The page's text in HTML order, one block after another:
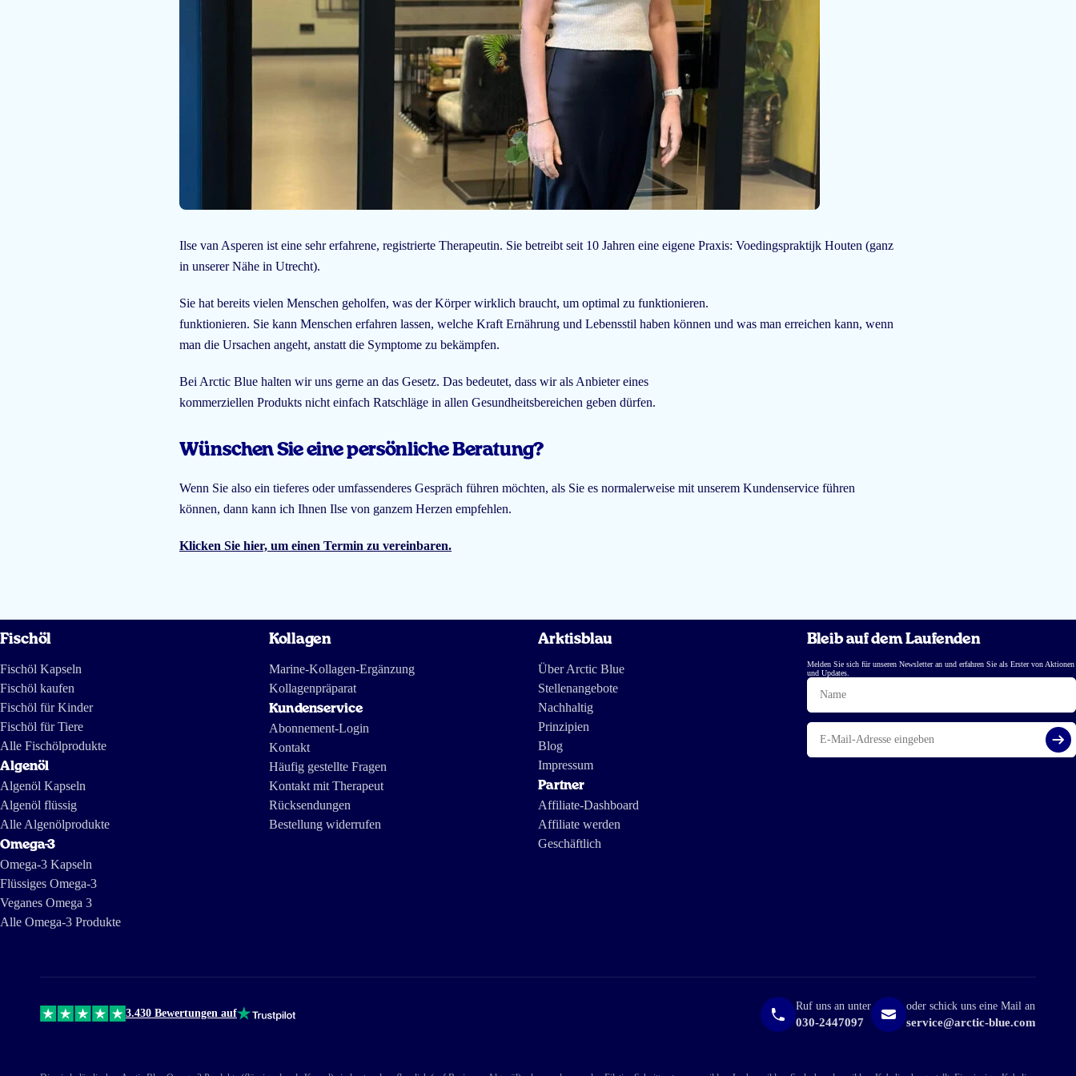
Ilse van Asperen ist eine sehr erfahrene, registrierte Therapeutin. Sie betreibt seit 10 Jahren eine eigene Praxis: Voedingspraktijk Houten (ganz
in unserer Nähe in Utrecht).
Sie hat bereits vielen Menschen geholfen, was der Körper wirklich braucht, um optimal zu funktionieren.
funktionieren. Sie kann Menschen erfahren lassen, welche Kraft Ernährung und Lebensstil haben können und was man erreichen kann, wenn
man die Ursachen angeht, anstatt die Symptome zu bekämpfen.
Bei Arctic Blue halten wir uns gerne an das Gesetz. Das bedeutet, dass wir als Anbieter eines
kommerziellen Produkts nicht einfach Ratschläge in allen Gesundheitsbereichen geben dürfen.
Wünschen Sie eine persönliche Beratung?
Wenn Sie also ein tieferes oder umfassenderes Gespräch führen möchten, als Sie es normalerweise mit unserem Kundenservice führen
können, dann kann ich Ihnen Ilse von ganzem Herzen empfehlen.
Klicken Sie hier, um einen Termin zu vereinbaren.
Fischöl
Fischöl Kapseln
Fischöl kaufen
Fischöl für Kinder
Fischöl für Tiere
Alle Fischölprodukte
Algenöl
Algenöl Kapseln
Algenöl flüssig
Alle Algenölprodukte
Omega-3
Omega-3 Kapseln
Flüssiges Omega-3
Veganes Omega 3
Alle Omega-3 Produkte
Kollagen
Marine-Kollagen-Ergänzung
Kollagenpräparat
Kundenservice
Abonnement-Login
Kontakt
Häufig gestellte Fragen
Kontakt mit Therapeut
Rücksendungen
Bestellung widerrufen
Arktisblau
Über Arctic Blue
Stellenangebote
Nachhaltig
Prinzipien
Blog
Impressum
Partner
Affiliate-Dashboard
Affiliate werden
Geschäftlich
Bleib auf dem Laufenden
Melden Sie sich für unseren Newsletter an und erfahren Sie als Erster von Aktionen
und Updates.
Name
E-
Mail
3.430 Bewertungen auf
Ruf uns an unter
030-2447097
oder schick uns eine Mail an
service@arctic-blue.com